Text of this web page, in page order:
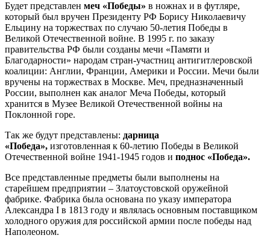
Будет представлен меч «Победы» в ножнах и в футляре,
который был вручен Президенту РФ Борису Николаевичу
Ельцину на торжествах по случаю 50-летия Победы в
Великой Отечественной войне. В 1995 г. по заказу
правительства РФ были созданы мечи «Памяти и
Благодарности» народам стран-участниц антигитлеровской
коалиции: Англии, Франции, Америки и России. Мечи были
вручены на торжествах в Москве. Меч, предназначенный
России, выполнен как аналог Меча Победы, который
хранится в Музее Великой Отечественной войны на
Поклонной горе.
Так же будут представлены: дарница
«Победа», изготовленная к 60-летию Победы в Великой
Отечественной войне 1941-1945 годов и поднос «Победа».
Все представленные предметы были выполнены на
старейшем предприятии – Златоустовской оружейной
фабрике. Фабрика была основана по указу императора
Александра I в 1813 году и являлась основным поставщиком
холодного оружия для российской армии после победы над
Наполеоном.